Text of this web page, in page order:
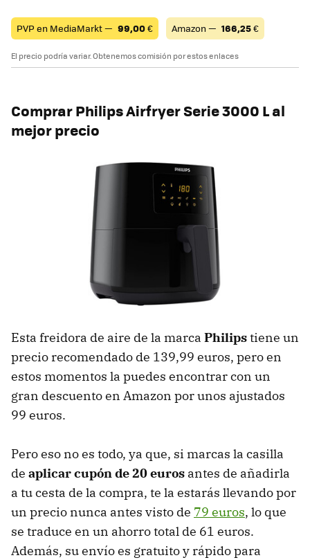
PVP en MediaMarkt — 99,00€ Amazon — 166,25€
El precio podría variar. Obtenemos comisión por estos enlaces
ComprarPhilips Airfryer Serie 3000 Lal
mejor precio
Esta freidora de aire de la marca Philipstiene un
precio recomendado de 139,99 euros, pero en
estos momentos la puedes encontrar con un
gran descuento en Amazon por unos ajustados
99 euros.
Pero eso no es todo, ya que, si marcas la casilla
de aplicar cupón de 20 euros antes de añadirla
a tu cesta de la compra, te la estarás llevando por
un precio nunca antes visto de 79 euros, lo que
se traduce en un ahorro total de 61 euros.
Además, su envío es gratuito y rápido para